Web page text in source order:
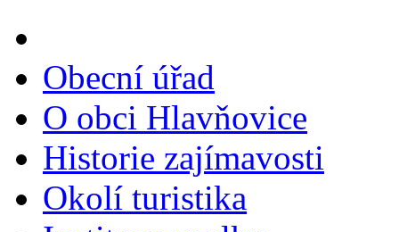
Obecní úřad
O obci Hlavňovice
Historie zajímavosti
Okolí turistika